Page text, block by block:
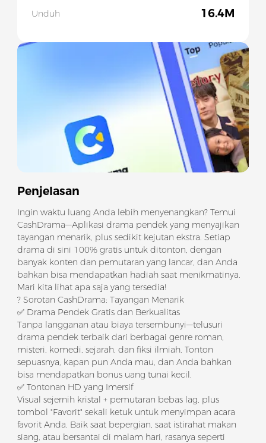
Slide 1 of 5
Penjelasan
Ingin waktu luang Anda lebih menyenangkan? Temui
CashDrama—Aplikasi drama pendek yang menyajikan
tayangan menarik, plus sedikit kejutan ekstra. Setiap
drama di sini 100% gratis untuk ditonton, dengan
banyak konten dan pemutaran yang lancar, dan Anda
bahkan bisa mendapatkan hadiah saat menikmatinya.
Mari kita lihat apa saja yang tersedia!
? Sorotan CashDrama: Tayangan Menarik
✅ Drama Pendek Gratis dan Berkualitas
Tanpa langganan atau biaya tersembunyi—telusuri
drama pendek terbaik dari berbagai genre roman,
misteri, komedi, sejarah, dan fiksi ilmiah. Tonton
sepuasnya, kapan pun Anda mau, dan Anda bahkan
bisa mendapatkan bonus uang tunai kecil.
✅ Tontonan HD yang Imersif
Visual sejernih kristal + pemutaran bebas lag, plus
tombol "Favorit" sekali ketuk untuk menyimpan acara
favorit Anda. Baik saat bepergian, saat istirahat makan
siang, atau bersantai di malam hari, rasanya seperti
Unduh
16.4M